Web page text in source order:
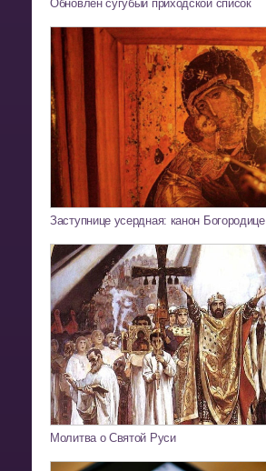
Обновлен сугубый приходской список
Заступнице усердная: канон Богородице
Молитва о Святой Руси